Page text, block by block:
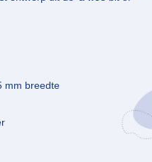
mm breedte